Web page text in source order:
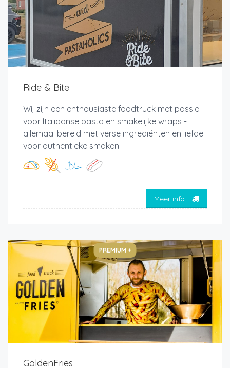
Ride & Bite
Wij zijn een enthousiaste foodtruck met passie
voor Italiaanse pasta en smakelijke wraps -
allemaal bereid met verse ingrediënten en liefde
voor authentieke smaken.
Meer info
PREMIUM +
GoldenFries